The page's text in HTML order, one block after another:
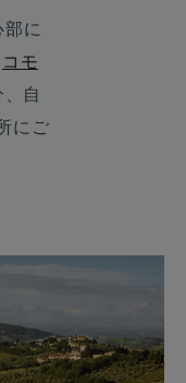
部に
コモ
自
にご